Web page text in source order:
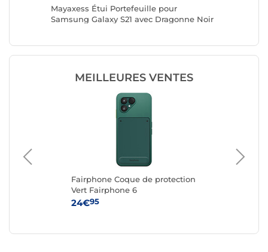
Mayaxess Étui Portefeuille pour
Samsung Galaxy S21 avec Dragonne Noir
MEILLEURES VENTES
Fairphone Coque de protection
Vert Fairphone 6
24€95